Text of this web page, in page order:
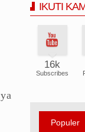
IKUTI
16k
Subscribes
Populer